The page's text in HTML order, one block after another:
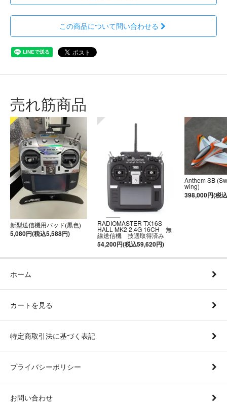
この商品について問い合わせる
売れ筋商品
新型送信機用パッド(黒色)
5,080円(税込5,588円)
RADIOMASTER TX16S
HALL MK2 2.4G 16CH 無
線送信機 技適取得済み
54,200円(税込59,620円)
Anthem SB
wing)
398,000円(税
ホーム
カートを見る
特定商取引法に基づく表記
プライバシーポリシー
お問い合わせ